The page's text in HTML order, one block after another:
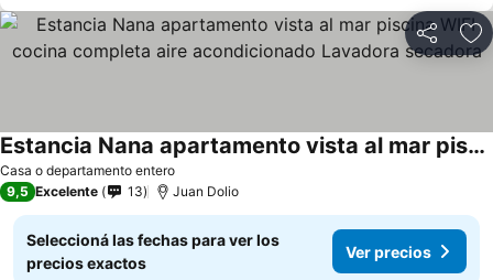
Compartir
Casa o departamento entero
Estancia Nana apartamento vista al mar piscina WIFI cocina completa aire acondicionado Lavadora secadora
Ver precios
9,5 Excelente 13 Juan Dolio
Seleccioná las fechas para ver los
precios exactos
Ver precios